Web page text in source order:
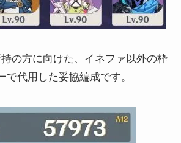
の方に向けた、イネファ以外の枠
で代用した妥協編成です。